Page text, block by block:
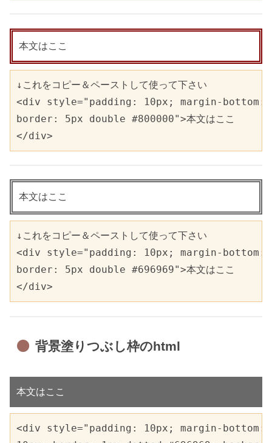
本文はここ
↓これをコピー＆ペーストして使って下さい
<div style="padding: 10px; margin-
border: 5px double #800000">本文はここ
</div>
本文はここ
↓これをコピー＆ペーストして使って下さい
<div style="padding: 10px; margin-
border: 5px double #696969">本文はここ
</div>
背景塗りつぶし枠のhtml
本文はここ
<div style="padding: 10px; margin-bottom: